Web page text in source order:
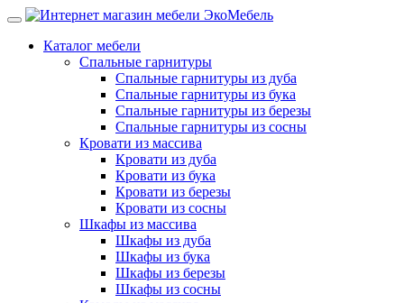
Каталог мебели
Спальные гарнитуры
Спальные гарнитуры из дуба
Спальные гарнитуры из бука
Спальные гарнитуры из березы
Спальные гарнитуры из сосны
Кровати из массива
Кровати из дуба
Кровати из бука
Кровати из березы
Кровати из сосны
Шкафы из массива
Шкафы из дуба
Шкафы из бука
Шкафы из березы
Шкафы из сосны